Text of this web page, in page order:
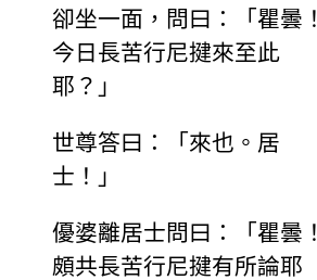
卻坐一面，問曰：「瞿曇！
今日長苦行尼揵來至此
耶？」
世尊答曰：「來也。居
士！」
優婆離居士問曰：「瞿曇！
頗共長苦行尼揵有所論耶